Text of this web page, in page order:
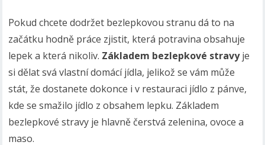
Pokud chcete dodržet bezlepkovou stranu dá to na
začátku hodně práce zjistit, která potravina obsahuje
lepek a která nikoliv. Základem bezlepkové stravyje
si dělat svá vlastní domácí jídla, jelikož se vám může
stát, že dostanete dokonce i v restauraci jídlo z pánve,
kde se smažilo jídlo z obsahem lepku. Základem
bezlepkové stravy je hlavně čerstvá zelenina, ovoce a
maso.